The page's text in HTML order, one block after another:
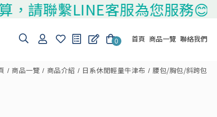
LINE客服為您服務😊
0 首頁 商品一覽 聯絡我們
商品一覽 商品介紹 日系休閒輕量牛津布 腰包/胸包/斜跨包